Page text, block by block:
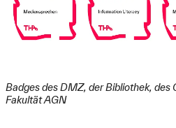
Badges des DMZ, der Bibliothek, des
Fakultät AGN